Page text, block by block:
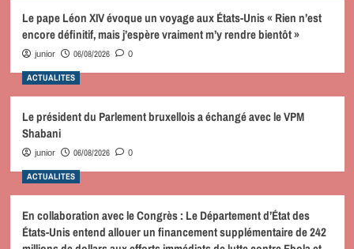
Le pape Léon XIV évoque un voyage aux États-Unis « Rien n’est
encore définitif, mais j’espère vraiment m’y rendre bientôt »
junior 06/08/2026 0
ACTUALITES
Le président du Parlement bruxellois a échangé avec le VPM
Shabani
junior 06/08/2026 0
ACTUALITES
En collaboration avec le Congrès : Le Département d’État des
États-Unis entend allouer un financement supplémentaire de 242